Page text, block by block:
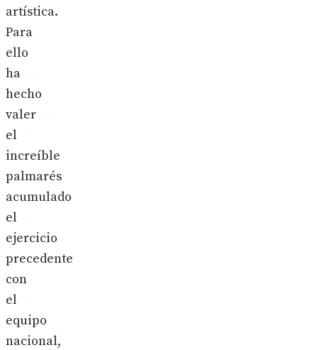
artística.
Para
ello
ha
hecho
valer
el
increíble
palmarés
acumulado
el
ejercicio
precedente
con
el
equipo
nacional,